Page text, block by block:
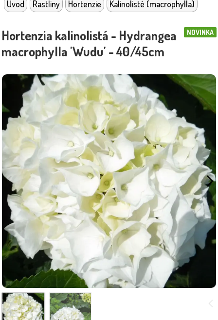
Úvod Rastliny Hortenzie Kalinolisté (macrophylla)
NOVINKA
Hortenzia kalinolistá - Hydrangea
macrophylla 'Wudu' - 40/45cm